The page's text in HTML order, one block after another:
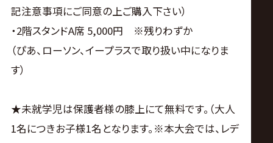
記注意事項にご同意の上ご購入下さい）
・2階スタンドA席 5,000円 ※残りわずか
（ぴあ、ローソン、イープラスで取り扱い中になりま
す）
★未就学児は保護者様の膝上にて無料です。（大人
1名につきお子様1名となります。※本大会では、レデ